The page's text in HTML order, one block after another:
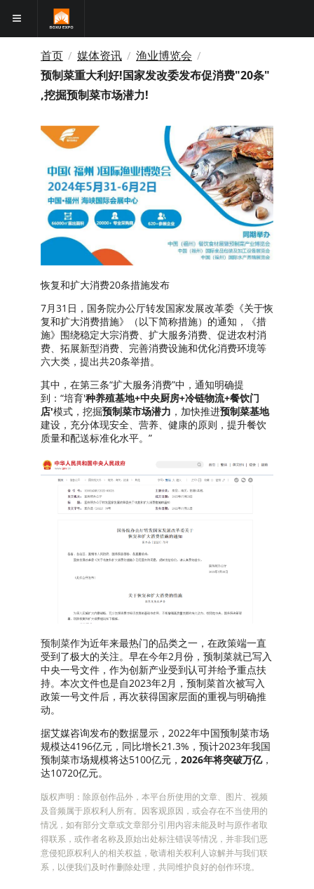
首页 / 媒体资讯 / 渔业博览会 /
预制菜重大利好!国家发改委发布促消费"20条"
,挖掘预制菜市场潜力!
恢复和扩大消费20条措施发布
7月31日，国务院办公厅转发国家发展改革委《关于恢
复和扩大消费措施》（以下简称措施）的通知，《措
施》围绕稳定大宗消费、扩大服务消费、促进农村消
费、拓展新型消费、完善消费设施和优化消费环境等
六大类，提出共20条举措。
其中，在第三条“扩大服务消费”中，通知明确提
到：“培育'种养殖基地+中央厨房+冷链物流+餐饮门
店'模式，挖掘预制菜市场潜力 ，加快推进预制菜基地
建设，充分体现安全、营养、健康的原则，提升餐饮
质量和配送标准化水平。”
预制菜作为近年来最热门的品类之一，在政策端一直
受到了极大的关注。早在今年2月份，预制菜就已写入
中央一号文件，作为创新产业受到认可并给予重点扶
持。本次文件也是自2023年2月，预制菜首次被写入
政策一号文件后，再次获得国家层面的重视与明确推
动。
据艾媒咨询发布的数据显示，2022年中国预制菜市场
规模达4196亿元，同比增长21.3%，预计2023年我国
预制菜市场规模将达5100亿元， 2026年将突破万亿，
达10720亿元。
版权声明：除原创作品外，本平台所使用的文章、图片、视频
及音频属于原权利人所有。因客观原因，或会存在不当使用的
情况，如有部分文章或文章部分引用内容未能及时与原作者取
得联系，或作者名称及原始出处标注错误等情况，并非我们恶
意侵犯原权利人的相关权益，敬请相关权利人谅解并与我们联
系，以便我们及时作删除处理，共同维护良好的创作环境。